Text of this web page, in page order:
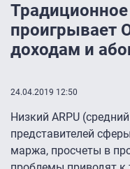
проигрывает
доходам и
24.04.2019 12:50
Низкий ARPU
представителей
маржа, просчеты в